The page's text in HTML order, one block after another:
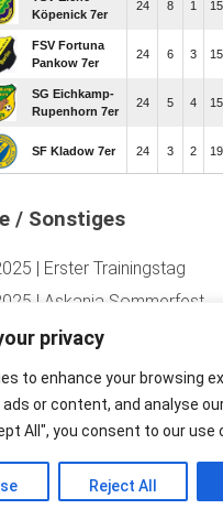
privacy
to enhance your browsing
or content, and analyse
All", you consent to our use
Reject All
Erster Trainingstag
Askania Sommerfest
Saisoneröffnungstag
Askania Sommerfest
Letzter Trainingstag